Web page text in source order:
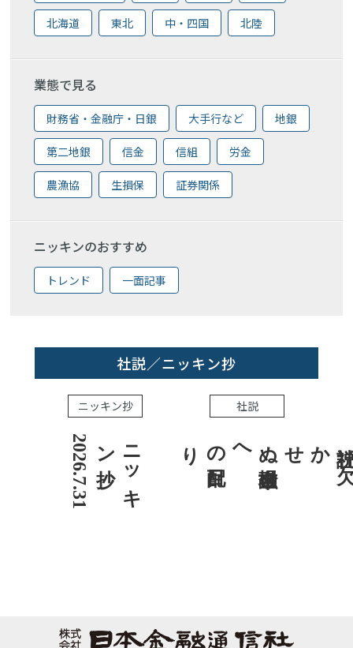
北海道 東北 中・四国 北陸
業態で見る
財務省・金融庁・日銀 大手行など 地銀
第二地銀 信金 信組 労金
農漁協 生損保 証券関係
ニッキンのおすすめ
トレンド 一面記事
社説／ニッキン抄
ニッキン抄
ニ
ッ
キ
ン抄
2
0
2
6
.
7
.
3
1
社説
社説 欠かせぬ金融市場への目配り